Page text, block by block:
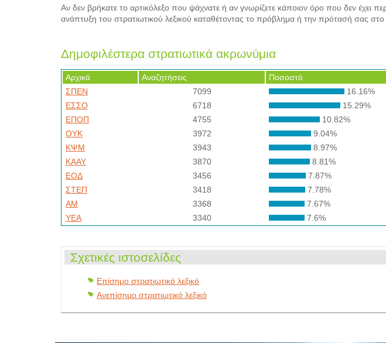
Αν δεν βρήκατε το αρτικόλεξο που ψάχνατε ή αν γνωρίζετε κάποιον όρο που δεν έχει
ανάπτυξη του στρατιωτικού λεξικού καταθέτοντας το πρόβλημα ή την πρότασή σας
Δημοφιλέστερα στρατιωτικά ακρωνύμια
Αρχικά Αναζητήσεις
Ποσοστό
ΣΠΕΝ
7099
16.16%
ΕΣΣΟ
6718
15.29%
ΕΠΟΠ
4755
10.82%
ΟΥΚ
3972
9.04%
ΚΨΜ
3943
8.97%
ΚΑΑΥ
3870
8.81%
ΕΟΔ
3456
7.87%
ΣΤΕΠ
3418
7.78%
ΑΜ
3368
7.67%
ΥΕΑ
3340 7.6%
Σχετικές ιστοσελίδες
Επίσημο στρατιωτικό λεξικό
Ανεπίσημο στρατιωτικό λεξικό